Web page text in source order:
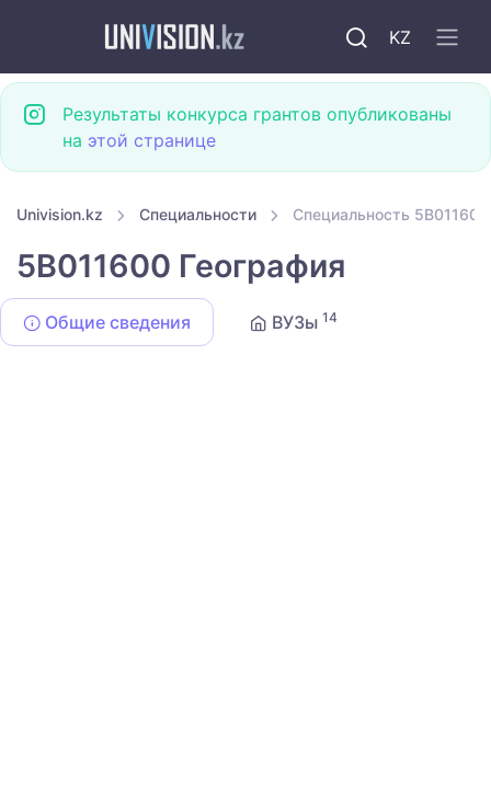
KZ
Результаты конкурса грантов опубликованы
на этой странице
Univision.kz Специальности Специальность
5B011600 География
Общие сведения ВУЗы 14